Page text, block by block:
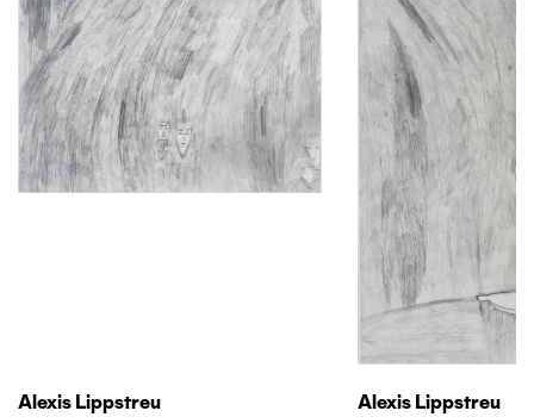
Alexis Lippstreu
Alexis Lippstreu